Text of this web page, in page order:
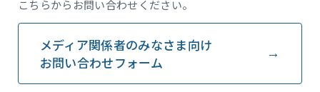
こちらからお問い合わせください。
メディア関係者のみなさま向け
お問い合わせフォーム